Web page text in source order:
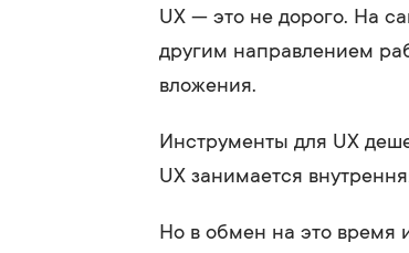
UX — это не дорого. На
другим направлением
вложения.
Инструменты для UX
UX занимается
Но в обмен на это время